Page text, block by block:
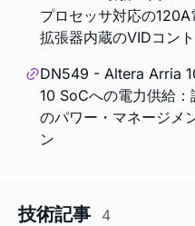
プロセッサ対応の
拡張器内蔵のVIDコン
DN549 - Altera Arria
10 SoCへの電力供給
のパワー・マネージメ
ン
技術記事 4